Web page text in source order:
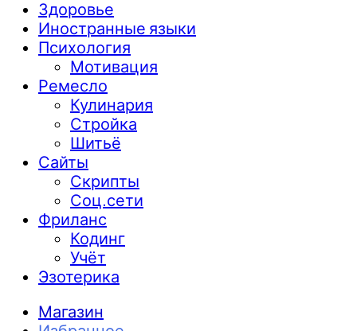
Здоровье
Иностранные языки
Психология
Мотивация
Ремесло
Кулинария
Стройка
Шитьё
Сайты
Скрипты
Соц.сети
Фриланс
Кодинг
Учёт
Эзотерика
Магазин